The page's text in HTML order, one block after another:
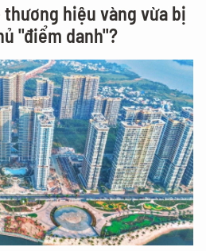
thương hiệu vàng vừa bị
"điểm danh"?